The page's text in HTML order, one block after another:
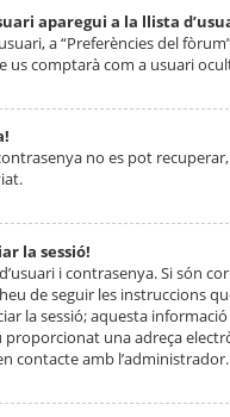
aparegui a la llista
a “Preferències del
us comptarà com a usuari
no es pot
la sessió!
i contrasenya. Si són
de seguir les instruccions
la sessió; aquesta
una adreça
contacte amb l’administrador.